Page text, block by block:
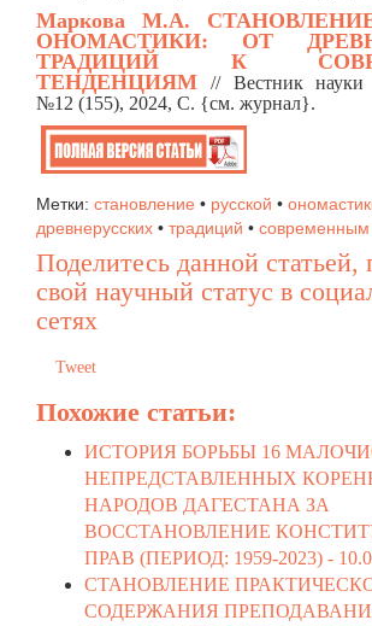
Маркова М.А.
ОНОМАСТИКИ: ОТ
ТРАДИЦИЙ К
ТЕНДЕНЦИЯМ // Вестник науки
№12 (155), 2024, C. {см. журнал}.
Метки: становление • русской •
древнерусских • традиций • современным
Поделитесь данной статьей,
свой научный статус в
сетях
Tweet
Похожие статьи:
ИСТОРИЯ БОРЬБЫ 16
НЕПРЕДСТАВЛЕННЫХ
НАРОДОВ ДАГЕСТАНА ЗА
ВОССТАНОВЛЕНИЕ
ПРАВ (ПЕРИОД: 1959-2023) -
СТАНОВЛЕНИЕ
СОДЕРЖАНИЯ